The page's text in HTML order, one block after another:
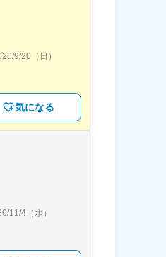
9/20（日）
気になる
11/4（水）